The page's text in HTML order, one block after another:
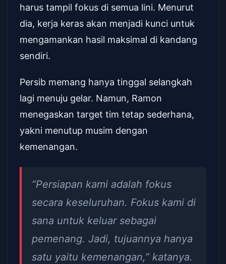
harus tampil fokus di semua lini. Menurut
dia, kerja keras akan menjadi kunci untuk
mengamankan hasil maksimal di kandang
sendiri.
Persib memang hanya tinggal selangkah
lagi menuju gelar. Namun, Ramon
menegaskan target tim tetap sederhana,
yakni menutup musim dengan
kemenangan.
“Persiapan kami adalah fokus
secara keseluruhan. Fokus kami di
sana untuk keluar sebagai
pemenang. Jadi, tujuannya hanya
satu yaitu kemenangan,” katanya.